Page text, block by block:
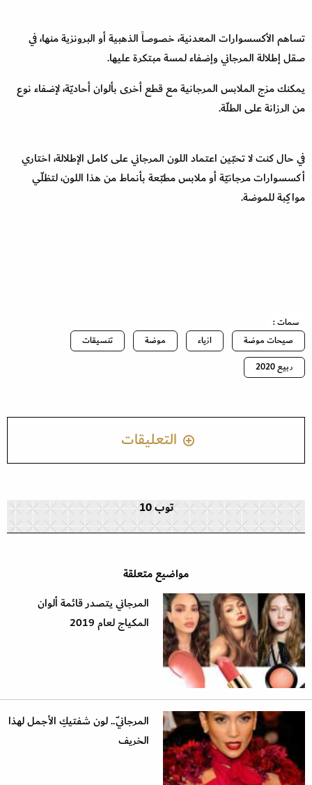
تساهم الأكسسوارات المعدنية، خصوصاً الذهبية أو البرونزية منها، في
صقل إطلالة المرجاني وإضفاء لمسة مبتكرة عليها.
يمكنك مزج الملابس المرجانية مع قطع أخرى بألوان أحاديّة، لإضفاء نوع
من الرزانة على الطلّة.
في حال كنت لا تحبّين اعتماد اللون المرجاني على كامل الإطلالة، اختاري
أكسسوارات مرجانيّة أو ملابس مطبّعة بأنماط من هذا اللون، لتظلّي
مواكِبة للموضة.
سمات :
صيحات موضة
ازياء موضة
تنسيقات
ربيع 2020
التعليقات
توب 10
مواضيع متعلقة
المرجاني يتصدر قائمة ألوان
المكياج لعام 2019
المرجانيّ.. لون شفتيكِ الأجمل لهذا
الخريف